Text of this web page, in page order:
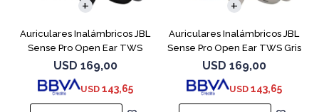
Auriculares Inalámbricos JBL
Sense Pro Open Ear TWS
Negro
USD 169,00
USD 143,65
Auriculares Inalámbricos JBL
Sense Pro Open Ear TWS Gris
USD 169,00
USD 143,65